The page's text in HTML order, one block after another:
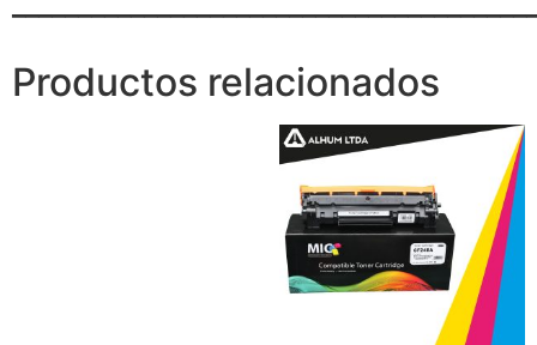
Productos relacionados